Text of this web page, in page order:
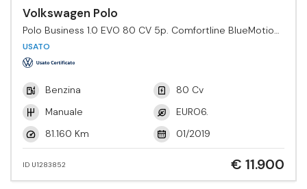
Volkswagen Polo
Polo Business 1.0 EVO 80 CV 5p. Comfortline BlueMotion
Tech.
USATO
Benzina
80 Cv
Manuale
EURO6.
81.160 Km
01/2019
ID U1283852 € 11.900